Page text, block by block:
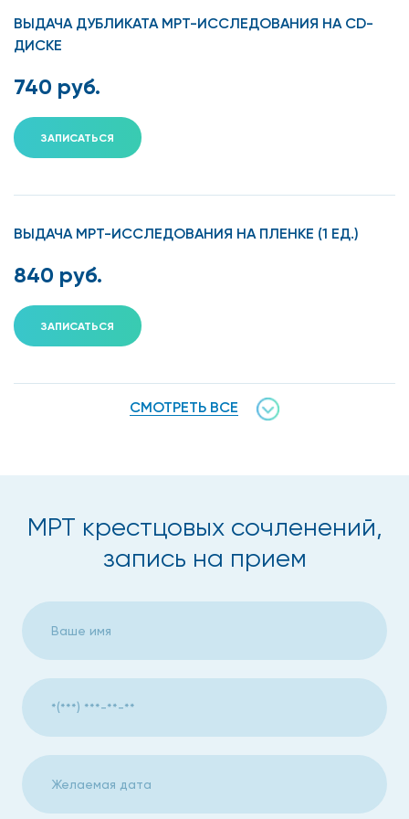
боли во время долгого статического состояния
усиление болей при подъеме по лестнице, при
изменения позы (центра тяжести тела) и т.д.;
припухлости, отеки, шишки, узлы иди другие
инородных тел из магнитных металлов и других
несовместимых с МРТ материалов. МРТ крестцовых
сочленений не проводят детям (до пяти лет), беременным
женщинам (в I триместре), пациентом вес которых
превышает 130 кг и пациентам, страдающим от тяжелой
перед другими методиками
высокая диагностическая ценность при множестве
заболеваний органов малого таза;
метод позволяет получить более четкие и
детальные снимки;
обследования;
контрастное вещество (применяемое при
необходимости) крайне редко вызывает
ВЫДАЧА ДУБЛИКАТА МРТ-ИССЛЕДОВАНИЯ НА CD-
ДИСКЕ
740 руб.
ЗАПИСАТЬСЯ
ВЫДАЧА МРТ-ИССЛЕДОВАНИЯ НА ПЛЕНКЕ (1 ЕД.)
840 руб.
ЗАПИСАТЬСЯ
СМОТРЕТЬ ВСЕ
МРТ крестцовых сочленений,
запись на прием